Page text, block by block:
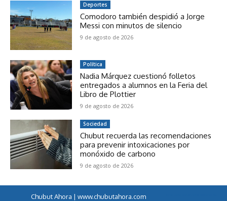
Deportes
Comodoro también despidió a Jorge
Messi con minutos de silencio
9 de agosto de 2026
Política
Nadia Márquez cuestionó folletos
entregados a alumnos en la Feria del
Libro de Plottier
9 de agosto de 2026
Sociedad
Chubut recuerda las recomendaciones
para prevenir intoxicaciones por
monóxido de carbono
9 de agosto de 2026
Chubut Ahora | www.chubutahora.com